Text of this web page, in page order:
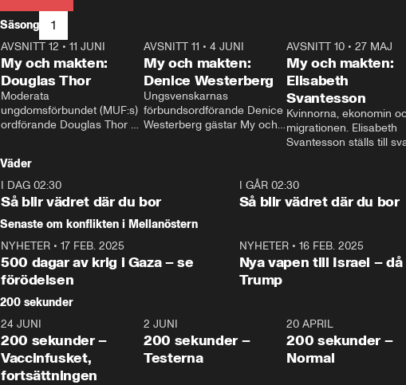
Säsong 1
26:27
AVSNITT 12 • 11 JUNI
My och makten:
Douglas Thor
Moderata
ungdomsförbundet (MUF:s)
ordförande Douglas Thor
tonårsutvisningarna och hur
Moderaterna ska locka
väljare till valet i höst.
23:40
AVSNITT 11 •4 JUNI
My och makten:
Denice Westerberg
Ungsvenskarnas
förbundsordförande Denice
Westerberg gästar My och
AVSNITT 10 •27 MAJ
My och makten:
Elisabeth
Svantesson
Kvinnorna, ekonomin
migrationen. Elisabeth
Svantesson ställs till
Väder
I DAG 02:30
Så blir vädret där du bor
I GÅR 02:30
Så blir vädret där du bor
Senaste om konflikten i Mellanöstern
NYHETER • 17 FEB. 2025
500 dagar av krig i Gaza – se
förödelsen
NYHETER• 16 FEB. 2025
Nya vapen till Israel –
Trump
200 sekunder
5:00
24 JUNI
200 sekunder –
Vaccinfusket,
fortsättningen
4:23
2 JUNI
200 sekunder –
Testerna
20 APRIL
200 sekunder –
Normal